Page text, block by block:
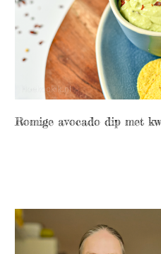
Romige avocado dip met